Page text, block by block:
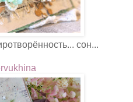
сон...